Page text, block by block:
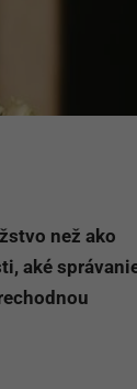
než ako
aké